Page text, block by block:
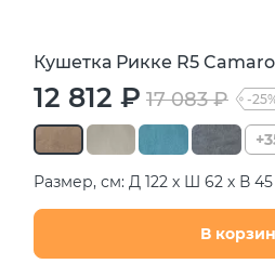
Кушетка Рикке R5
12 812 ₽ 17 083 ₽ -
Размер, см: Д 122 х Ш 62 х В 45
В